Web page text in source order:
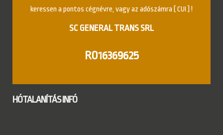
keressen a pontos cégnévre, vagy az adószámra [ CUI ] !
SC GENERAL TRANS SRL
RO16369625
HÓTALANÍTÁS INFÓ